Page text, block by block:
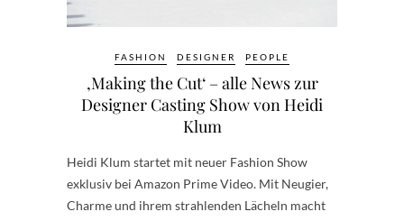
FASHION DESIGNER PEOPLE
‚Making the Cut‘ – alle News zur
Designer Casting Show von Heidi
Klum
Heidi Klum startet mit neuer Fashion Show
exklusiv bei Amazon Prime Video. Mit Neugier,
Charme und ihrem strahlenden Lächeln macht